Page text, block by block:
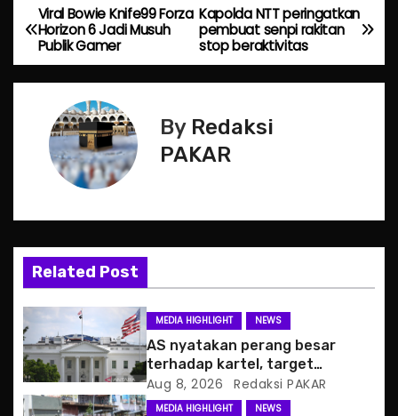
P
o
v
i
g
a
t
Kapolda NTT peringatkan
pembuat senpi rakitan
stop beraktivitas
Viral Bowie Knife99 Forza
Horizon 6 Jadi Musuh
Publik Gamer
By Redaksi
PAKAR
Related Post
MEDIA HIGHLIGHT NEWS
AS nyatakan perang besar
terhadap kartel, target
pertama CJNG
Aug 8, 2026 Redaksi PAKAR
MEDIA HIGHLIGHT NEWS